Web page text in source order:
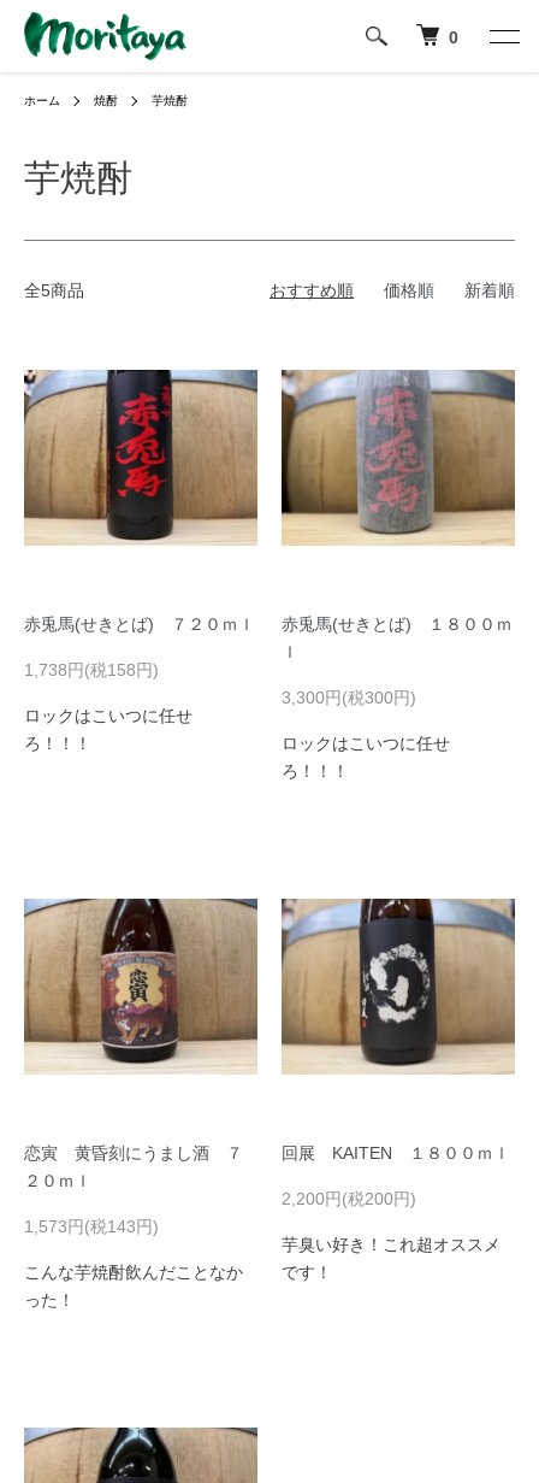
0
ホーム 焼酎 芋焼酎
芋焼酎
全5商品 おすすめ順 価格順 新着順
赤兎馬(せきとば) ７２０ｍｌ
1,738円(税158円)
ロックはこいつに任せ
ろ！！！
赤兎馬(せきとば) １８００ｍ
ｌ
3,300円(税300円)
ロックはこいつに任せ
ろ！！！
恋寅 黄昏刻にうまし酒 ７
２０ｍｌ
1,573円(税143円)
こんな芋焼酎飲んだことなか
った！
回展 KAITEN １８００ｍｌ
2,200円(税200円)
芋臭い好き！これ超オススメ
です！